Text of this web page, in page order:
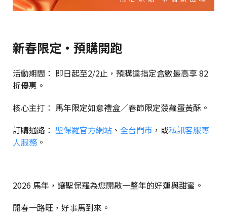
新春限定・預購開跑
活動期間： 即日起至2/2止，預購達指定盒數最高享 82
折優惠。
核心主打： 馬年限定如意禮盒／春節限定菠蘿蛋黃酥。
訂購通路： 聖保羅官方網站 、 全台門市 ，或私訊客服專
人服務 。
2026 馬年，讓聖保羅為您開啟一整年的好運與甜蜜。
開春一路旺，好事馬到來。